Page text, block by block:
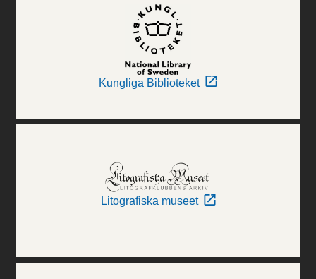
Kungliga Biblioteket
Litografiska museet